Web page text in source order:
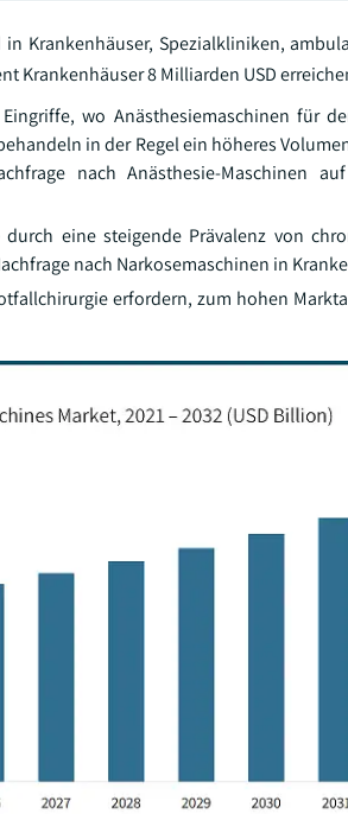
Krankenhäuser, Spezialkliniken,
Krankenhäuser 8 Milliarden USD
wo Anästhesiemaschinen für
in der Regel ein höheres
nach Anästhesie-Maschinen
eine steigende Prävalenz von
nach Narkosemaschinen in
erfordern, zum hohen